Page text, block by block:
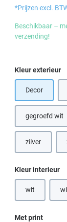
*Prijzen excl.
Beschikbaar –
verzending!
Selecteer
Kleur exterieur
Decor
gegroefd wit
zilver
Selecteer
Kleur interieur
wit(Deze optie is
Selecteer
Met print